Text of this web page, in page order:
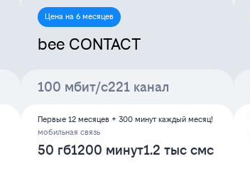
Цена на 6 месяцев
bee CONTACT
100 мбит/с221 канал
Первые 12 месяцев + 300 минут каждый месяц!
мобильная связь
50 гб1200 минут1.2 тыс смс